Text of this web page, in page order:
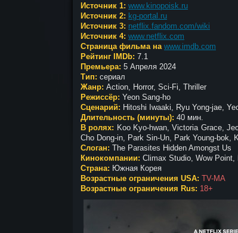
Источник 1: www.kinopoisk.ru
Источник 2: kg-portal.ru
Источник 3: netflix.fandom.com/wiki
Источник 4: www.netflix.com
Страница фильма на www.imdb.com
Рейтинг IMDb: 7.1
Премьера: 5 Апреля 2024
Тип: сериал
Жанр: Action, Horror, Sci-Fi, Thriller
Режиссёр: Yeon Sang-ho
Сценарий: Hitoshi Iwaaki, Ryu Yong-jae,
Длительность (минуты): 40 мин.
В ролях: Koo Kyo-hwan, Victoria Grace,
Cho Dong-in, Park Sin-Un, Park Young-bok,
Слоган: The Parasites Hidden Amongst Us
Кинокомпании: Climax Studio, Wow Point,
Страна: Южная Корея
Возрастные ограничения USA: TV-MA
Возрастные ограничения Rus: 18+